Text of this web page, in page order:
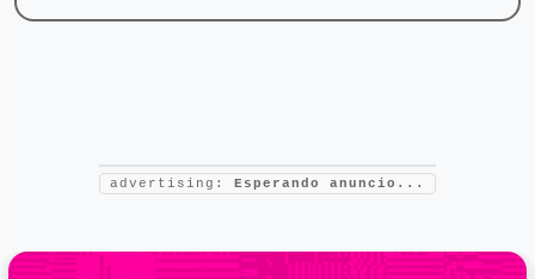
advertising: Esperando anuncio...